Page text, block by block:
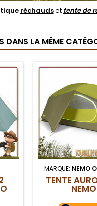
réchaudset tente de
DANS LA MÊME
MARQUE: NEMO
TENTE
NEMO